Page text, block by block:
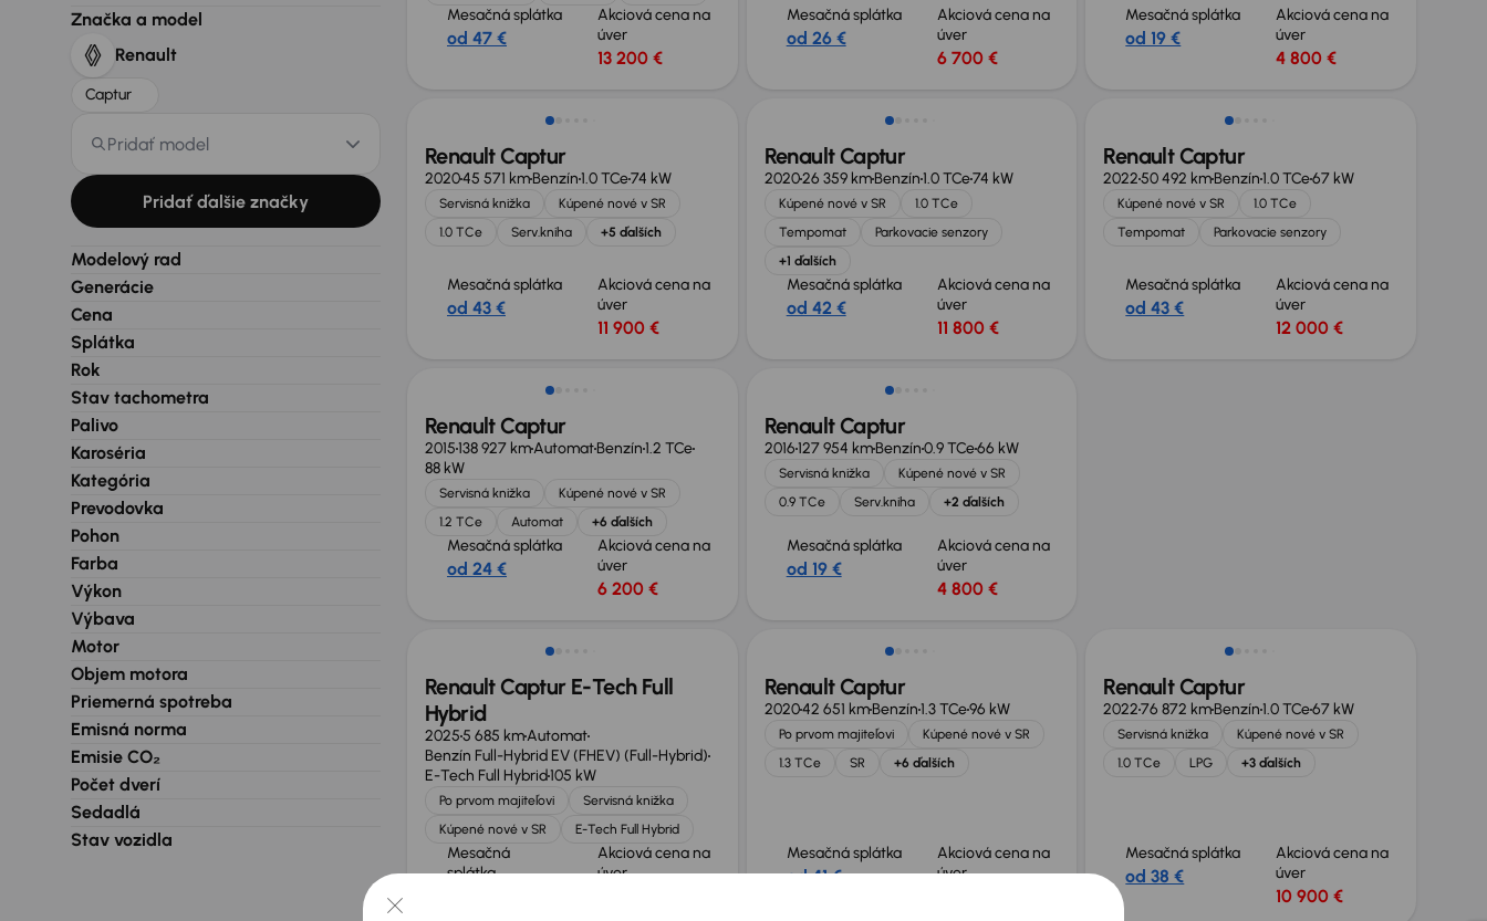
Značka a model
Renault
Captur
Pridať model
Pridať ďalšie značky
Modelový rad
Generácie
Cena
Splátka
Rok
Stav tachometra
Palivo
Karoséria
Kategória
Prevodovka
Pohon
Farba
Výkon
Výbava
Motor
Objem motora
Priemerná spotreba
Emisná norma
Emisie CO₂
Počet dverí
Sedadlá
Stav vozidla
Mesačná splátka
od 47 €
Akciová cena na
úver
13 200 €
Mesačná splátka
od 26 €
Akciová cena na
úver
6 700 €
Mesačná splátka
od 19 €
Akciová cena na
úver
4 800 €
Renault Captur
202045 571 kmBenzín1.0 TCe74 kW
Servisná knižka
Kúpené nové v SR
1.0 TCe
Serv.kniha +5 ďalších
Mesačná splátka
od 43 €
Akciová cena na
úver
11 900 €
Renault Captur
202026 359 kmBenzín1.0 TCe74 kW
Kúpené nové v SR
1.0 TCe
Tempomat
Parkovacie senzory
+1 ďalších
Mesačná splátka
od 42 €
Akciová cena na
úver
11 800 €
Renault Captur
202250 492 kmBenzín1.0 TCe67 kW
Kúpené nové v SR
1.0 TCe
Tempomat
Parkovacie senzory
Mesačná splátka
od 43 €
Akciová cena na
úver
12 000 €
Renault Captur
2015138 927 kmAutomatBenzín1.2 TCe
88 kW
Servisná knižka
Kúpené nové v SR
1.2 TCe
Automat +6 ďalších
Mesačná splátka
od 24 €
Akciová cena na
úver
6 200 €
Renault Captur
2016127 954 kmBenzín0.9 TCe66 kW
Servisná knižka
Kúpené nové v SR
0.9 TCe
Serv.kniha +2 ďalších
Mesačná splátka
od 19 €
Akciová cena na
úver
4 800 €
Možnosť odpočtu DPH
Renault Captur E-Tech Full
Hybrid
20255 685 kmAutomat
Benzín Full-Hybrid EV (FHEV) (Full-Hybrid)
E-Tech Full Hybrid105 kW
Po prvom majiteľovi
Servisná knižka
Kúpené nové v SR
E-Tech Full Hybrid
Mesačná
splátka
Akciová cena na
úver
Renault Captur
202042 651 kmBenzín1.3 TCe96 kW
Po prvom majiteľovi
Kúpené nové v SR
1.3 TCe
SR +6 ďalších
Mesačná splátka
od 41 €
Akciová cena na
úver
Renault Captur
202276 872 kmBenzín1.0 TCe67 kW
Servisná knižka
Kúpené nové v SR
1.0 TCe
LPG +3 ďalších
Mesačná splátka
od 38 €
Akciová cena na
úver
10 900 €